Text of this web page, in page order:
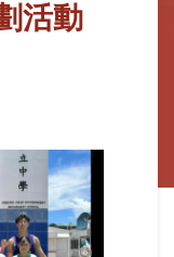
活動